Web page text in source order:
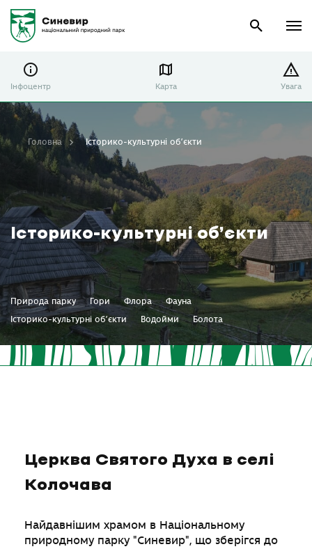
Інфоцентр Карта Увага
Історико-культурні об’єкти
Головна Історико-культурні об’єкти
Природа парку Гори Флора
Фауна
Історико-культурні об’єкти
Водойми Болота
Церква Святого Духа в селі
Колочава
Найдавнішим храмом в Національному
природному парку "Синевир", що зберігся до